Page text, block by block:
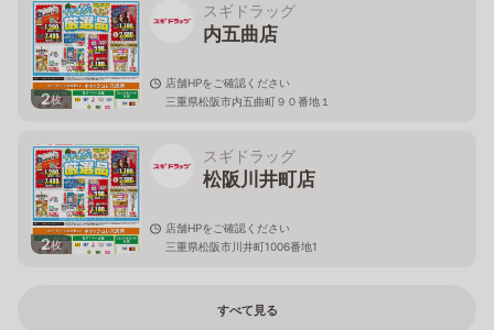
2枚
スギドラッグ
内五曲店
店舗HPをご確認ください
三重県松阪市内五曲町９０番地１
2枚
スギドラッグ
松阪川井町店
店舗HPをご確認ください
三重県松阪市川井町1006番地1
すべて見る